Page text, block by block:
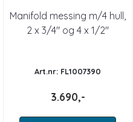
Manifold messing m/4 hull,
2 x 3/4" og 4 x 1/2"
Art.nr: FL1007390
3.690,-